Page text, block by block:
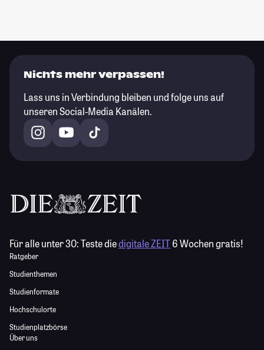
Nichts mehr verpassen!
Lass uns in Verbindung bleiben und folge uns auf
unseren Social-Media Kanälen.
Für alle unter 30:Teste diedigitale ZEIT6 Wochen gratis!
Ratgeber
Studienthemen
Studienformate
Hochschulorte
Studienplatzbörse
Über uns